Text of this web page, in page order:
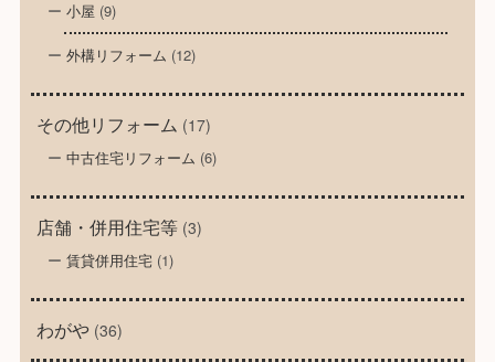
小屋 (9)
外構リフォーム (12)
その他リフォーム (17)
中古住宅リフォーム (6)
店舗・併用住宅等(3)
賃貸併用住宅(1)
わがや(36)